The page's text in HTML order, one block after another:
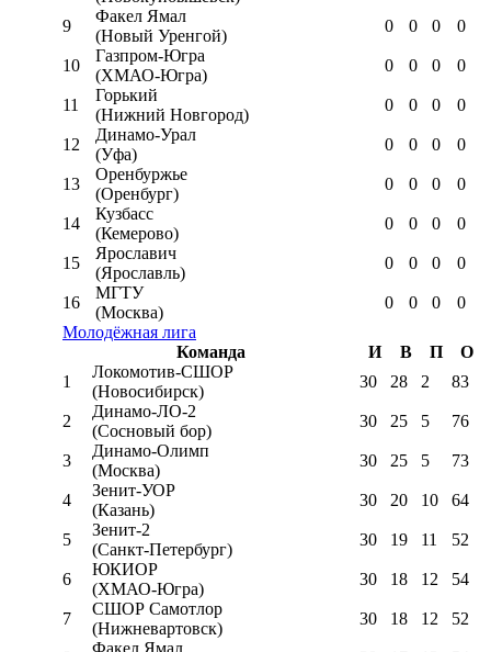
9
Факел Ямал
(Новый Уренгой)
0 0 0 0
10
Газпром-Югра
(ХМАО-Югра)
0 0 0 0
11
Горький
(Нижний Новгород)
0 0 0 0
12
Динамо-Урал
(Уфа)
0 0 0 0
13
Оренбуржье
(Оренбург)
0 0 0 0
14
Кузбасс
(Кемерово)
0 0 0 0
15
Ярославич
(Ярославль)
0 0 0 0
16
МГТУ
(Москва)
0 0 0
0
Молодёжная лига
Команда
И В П
О
1
Локомотив-CШОР
(Новосибирск)
30 28 2 83
2
Динамо-ЛО-2
(Сосновый бор)
30 25 5 76
3
Динамо-Олимп
(Москва)
30 25 5 73
4
Зенит-УОР
(Казань)
30 20 10 64
5
Зенит-2
(Санкт-Петербург)
30 19 11 52
6
ЮКИОР
(ХМАО-Югра)
30 18 12 54
7
СШОР Самотлор
(Нижневартовск)
30 18 12 52
Факел Ямал